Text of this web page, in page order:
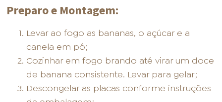
Preparo e Montagem:
Levar ao fogo as bananas, o açúcar e a
canela em pó;
Cozinhar em fogo brando até virar um doce
de banana consistente. Levar para gelar;
Descongelar as placas conforme instruções